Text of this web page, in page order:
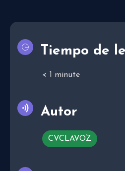
Tiempo de
< 1 minute
Autor
CVCLAVOZ